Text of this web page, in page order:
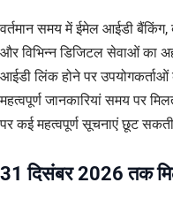
वर्तमान समय में ईमेल आईडी
और विभिन्न डिजिटल सेवाओं का
आईडी लिंक होने पर
महत्वपूर्ण जानकारियां समय पर
पर कई महत्वपूर्ण सूचनाएं छूट
31 दिसंबर 2026 तक